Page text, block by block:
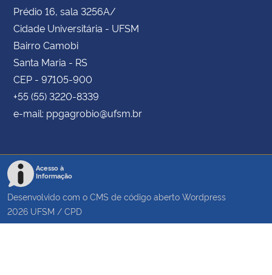
Prédio 16, sala 3256A/
Cidade Universitária - UFSM
Bairro Camobi
Santa Maria - RS
CEP - 97105-900
+55 (55) 3220-8339
e-mail: ppgagrobio@ufsm.br
Acesso à
Informação
Desenvolvido com o CMS de código aberto Wordpress
2026 UFSM / CPD